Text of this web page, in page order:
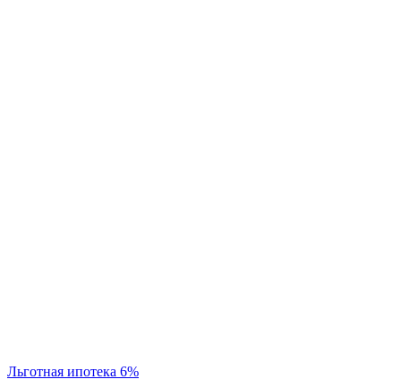
Льготная ипотека 6%